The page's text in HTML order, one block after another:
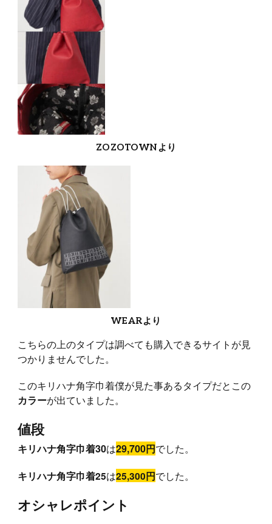
ZOZOTOWNより
WEARより
こちらの上のタイプは調べても購入できるサイトが見
つかりませんでした。
このキリハナ角字巾着僕が見た事あるタイプだとこの
カラーが出ていました。
値段
キリハナ角字巾着30は29,700円でした。
キリハナ角字巾着25は25,300円でした。
オシャレポイント